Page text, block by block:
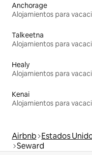
Anchorage
Alojamientos para
Talkeetna
Alojamientos para
Healy
Alojamientos para
Kenai
Alojamientos para
Airbnb Estados
Seward